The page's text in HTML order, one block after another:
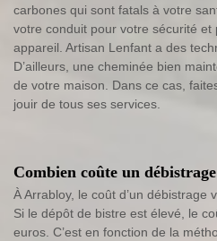
carbones qui sont fatals à votre
votre conduit pour votre sécurité et
appareil. Artisan Lenfant a des
D’ailleurs, une cheminée bien
de votre maison. Dans ce cas,
jouir de tous ses services.
Combien coûte un
À Arrabloy, le coût d’un débistrage
Si le dépôt de bistre est élevé, le
euros. C’est en fonction de la